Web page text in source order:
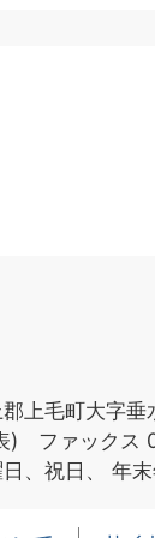
上毛町大字垂
) ファック
、祝日、
年